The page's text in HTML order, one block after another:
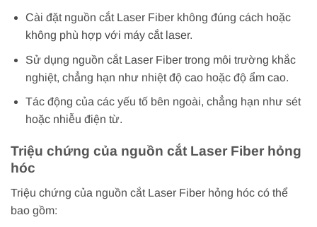
Cài đặt nguồn cắt Laser Fiber không đúng cách hoặc
không phù hợp với máy cắt laser.
Sử dụng nguồn cắt Laser Fiber trong môi trường khắc
nghiệt, chẳng hạn như nhiệt độ cao hoặc độ ẩm cao.
Tác động của các yếu tố bên ngoài, chẳng hạn như sét
hoặc nhiễu điện từ.
Triệu chứng của nguồn cắt Laser Fiber hỏng
hóc
Triệu chứng của nguồn cắt Laser Fiber hỏng hóc có thể
bao gồm: